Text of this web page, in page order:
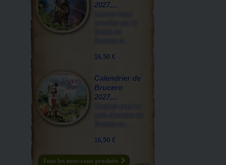
2027,...
Laissez-vous
envoûter par le
Druide de
Brucero et...
16,50 €
Calendrier de
Brucero
2027,...
Craquez pour Le
petit chevalier de
Brucero et...
16,50 €
Tous les nouveaux produits